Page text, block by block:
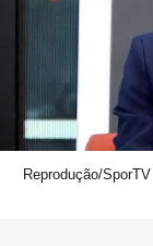
Reprodução/SporTV